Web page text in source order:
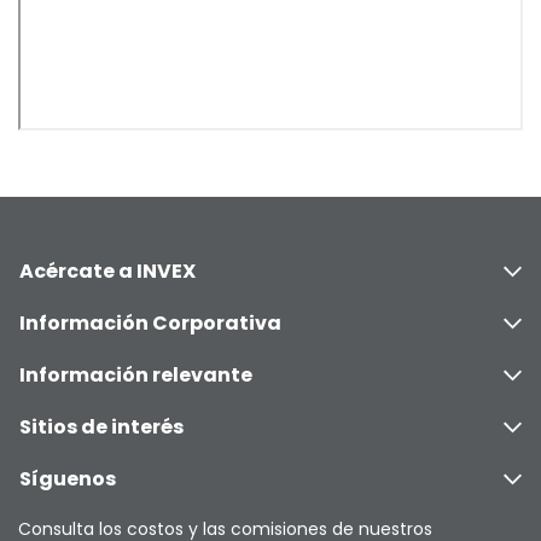
Acércate a INVEX
Información Corporativa
Información relevante
Sitios de interés
Síguenos
Consulta los costos y las comisiones de nuestros